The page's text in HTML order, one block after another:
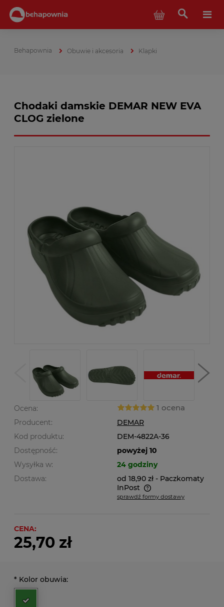
Obuwie i akcesoria Klapki
Chodaki damskie DEMAR NEW EVA
CLOG zielone
Ocena: 1 ocena
Producent:
DEMAR
Kod produktu:
DEM-4822A-36
Dostępność:
powyżej 10
Wysyłka w:
24 godziny
Dostawa:
od 18,90 zł - Paczkomaty
InPost
Cena nie zawiera ewentualnych kosztów płatności
sprawdź formy dostawy
CENA:
25,70 zł
* Kolor obuwia: